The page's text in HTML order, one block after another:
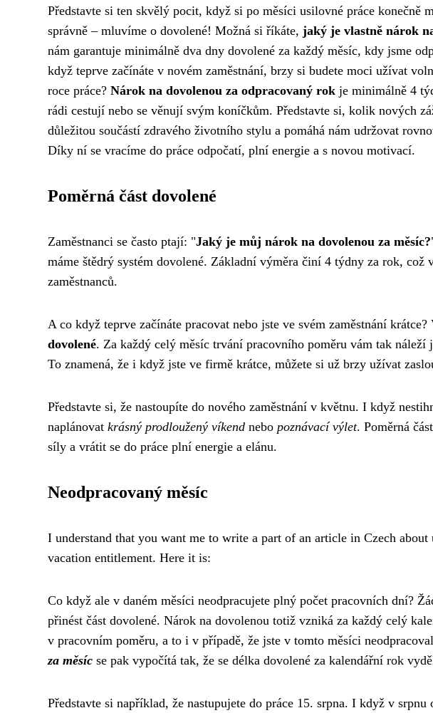
Představte si ten skvělý pocit, když si po měsíci usilovné práce konečně
správně – mluvíme o dovolené! Možná si říkáte, jaký je vlastně nárok
nám garantuje minimálně dva dny dovolené za každý měsíc, kdy jsme
když teprve začínáte v novém zaměstnání, brzy si budete moci užívat
roce práce? Nárok na dovolenou za odpracovaný rok je minimálně 4
rádi cestují nebo se věnují svým koníčkům. Představte si, kolik nových
důležitou součástí zdravého životního stylu a pomáhá nám udržovat
Díky ní se vracíme do práce odpočatí, plní energie a s novou motivací.
Poměrná část dovolené
Zaměstnanci se často ptají: "Jaký je můj nárok na dovolenou za měsíc?
máme štědrý systém dovolené. Základní výměra činí 4 týdny za rok, což
zaměstnanců.
A co když teprve začínáte pracovat nebo jste ve svém zaměstnání
dovolené. Za každý celý měsíc trvání pracovního poměru vám tak náleží
To znamená, že i když jste ve firmě krátce, můžete si už brzy užívat
Představte si, že nastoupíte do nového zaměstnání v květnu. I když
naplánovat krásný prodloužený víkend nebo poznávací výlet. Poměrná
síly a vrátit se do práce plní energie a elánu.
Neodpracovaný měsíc
I understand that you want me to write a part of an article in Czech
vacation entitlement. Here it is:
Co když ale v daném měsíci neodpracujete plný počet pracovních dní?
přinést část dovolené. Nárok na dovolenou totiž vzniká za každý celý
v pracovním poměru, a to i v případě, že jste v tomto měsíci
za měsíc se pak vypočítá tak, že se délka dovolené za kalendářní rok
Představte si například, že nastupujete do práce 15. srpna. I když v